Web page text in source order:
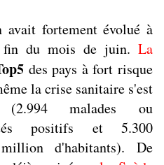
fortement évolué à
du mois de juin. La
des pays à fort risque
la crise sanitaire s'est
(2.994 malades ou
positifs et 5.300
d'habitants). De